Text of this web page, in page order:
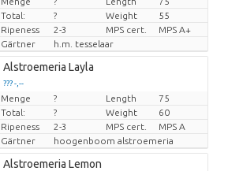
Total:
? Weight
55
Ripeness
2-3 MPS cert.
MPS A+
Gärtner
h.m. tesselaar
Alstroemeria Layla
??? -,--
Preis pro Stück
Menge ? Length
75
Total:
? Weight
60
Ripeness
2-3 MPS cert.
MPS A
Gärtner
hoogenboom alstroemeria
Alstroemeria Lemon